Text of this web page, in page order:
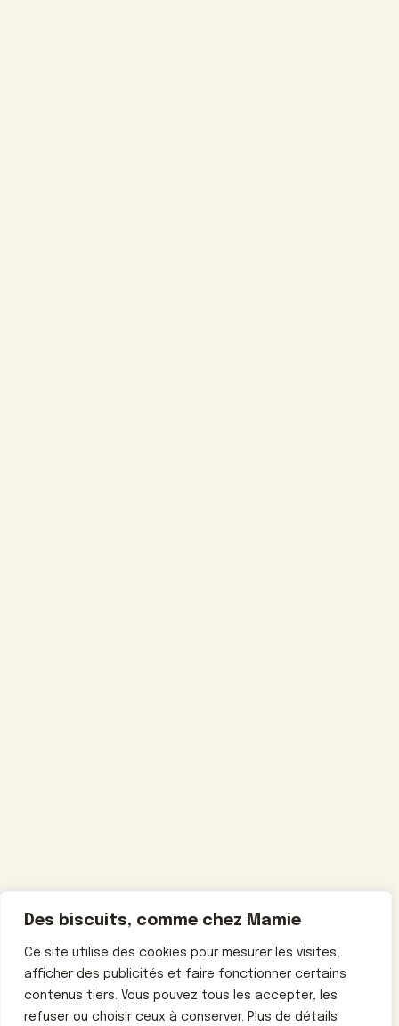
Des biscuits, comme chez Mamie
Ce site utilise des cookies pour mesurer les visites,
afficher des publicités et faire fonctionner certains
contenus tiers. Vous pouvez tous les accepter, les
refuser ou choisir ceux à conserver. Plus de détails